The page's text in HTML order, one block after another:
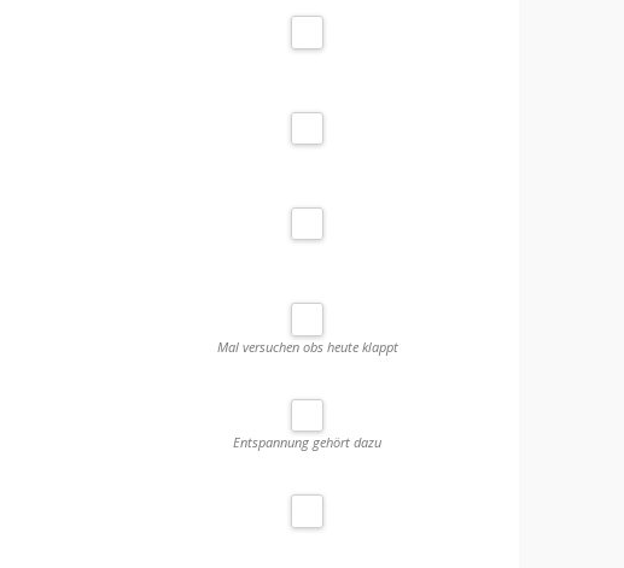
Mal versuchen obs heute klappt
Entspannung gehört dazu